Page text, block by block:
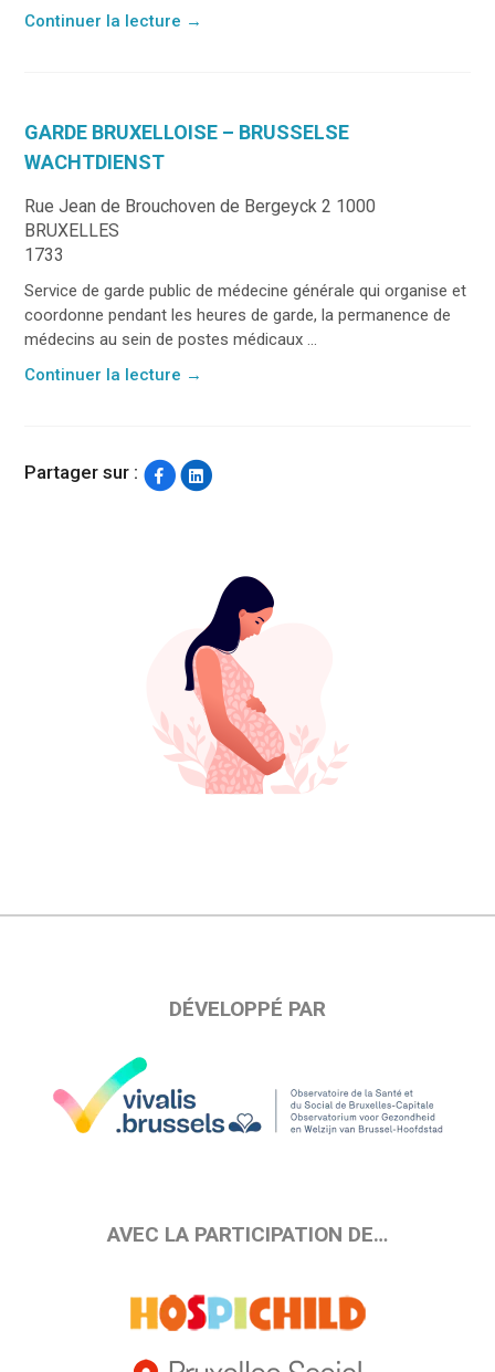
Continuer la lecture →
GARDE BRUXELLOISE – BRUSSELSE
WACHTDIENST
Rue Jean de Brouchoven de Bergeyck 2 1000
BRUXELLES
1733
Service de garde public de médecine générale qui organise et
coordonne pendant les heures de garde, la permanence de
médecins au sein de postes médicaux ...
Continuer la lecture →
Partager sur :
DÉVELOPPÉ PAR
AVEC LA PARTICIPATION DE…